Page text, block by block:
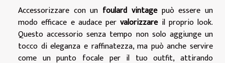
Accessorizzare con un foulard vintagepuò essere un
modo efficace e audace pervalorizzareil proprio look.
Questo accessorio senza tempo non solo aggiunge un
tocco di eleganza e raffinatezza, ma può anche servire
come un punto focale per il tuo outfit, attirando